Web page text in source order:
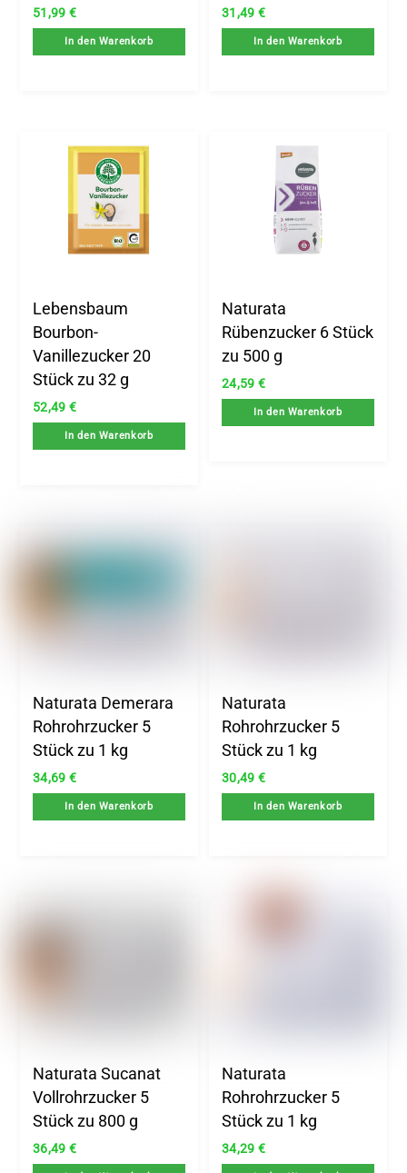
51,99 €
In den Warenkorb
31,49 €
In den Warenkorb
Lebensbaum
Bourbon-
Vanillezucker 20
Stück zu 32 g
52,49 €
In den Warenkorb
Naturata
Rübenzucker 6 Stück
zu 500 g
24,59 €
In den Warenkorb
Naturata Demerara
Rohrohrzucker 5
Stück zu 1 kg
34,69 €
In den Warenkorb
Naturata
Rohrohrzucker 5
Stück zu 1 kg
30,49 €
In den Warenkorb
Naturata Sucanat
Vollrohrzucker 5
Stück zu 800 g
36,49 €
Naturata
Rohrohrzucker 5
Stück zu 1 kg
34,29 €